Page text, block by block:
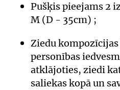
Pušķis pieejams 2
M (D - 35cm) ;
Ziedu
personības
atklājoties, ziedi
saliekas kopā un